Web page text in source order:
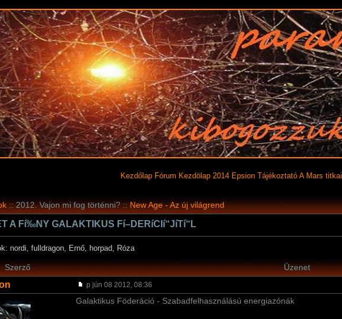
Kezdőlap Fórum Kezdölap 2014 Epsion Tájékoztató A Mars titkai
:: 2012. Vajon mi fog történni? ::New Age - Az új világrend
A Fí‰NY GALAKTIKUS Fí–DERíCIí“JíTí“L
nordi, fulldragon, Ernő, horpad, Róza
Szerző Üzenet
p jún 08 2012, 08:36
Galaktikus Föderáció - Szabadfelhasználású energiazónák